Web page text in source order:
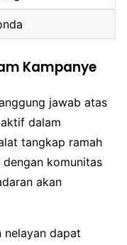
Kampanye
jawab atas
dalam
tangkap ramah
komunitas
akan
nelayan dapat